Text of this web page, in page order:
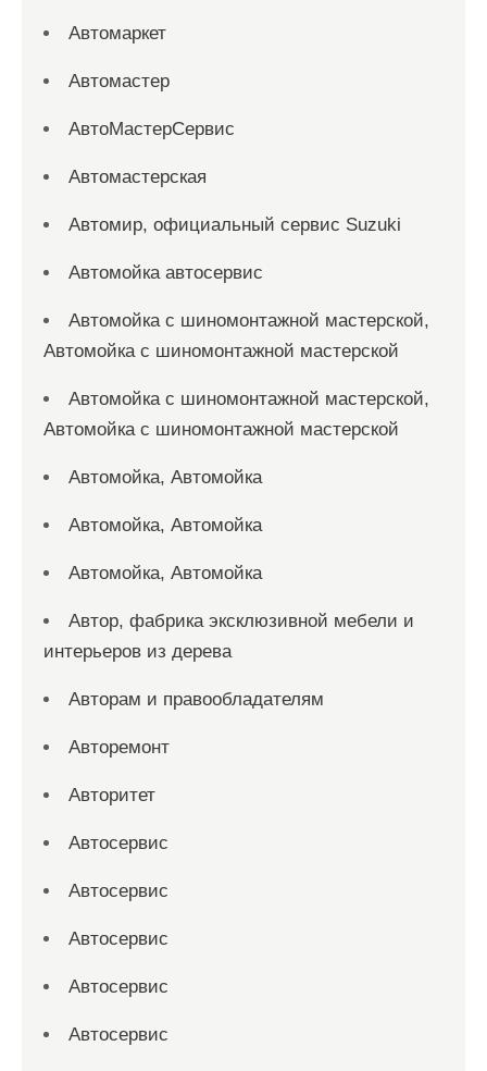
Автомаркет
Автомастер
АвтоМастерСервис
Автомастерская
Автомир, официальный сервис Suzuki
Автомойка автосервис
Автомойка с шиномонтажной мастерской,
Автомойка с шиномонтажной мастерской
Автомойка с шиномонтажной мастерской,
Автомойка с шиномонтажной мастерской
Автомойка, Автомойка
Автомойка, Автомойка
Автомойка, Автомойка
Автор, фабрика эксклюзивной мебели и
интерьеров из дерева
Авторам и правообладателям
Авторемонт
Авторитет
Автосервис
Автосервис
Автосервис
Автосервис
Автосервис